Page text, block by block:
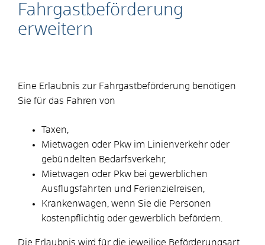
Fahrgastbeförderung
erweitern
Eine Erlaubnis zur Fahrgastbeförderung benötigen
Sie für das Fahren von
Taxen,
Mietwagen oder Pkw im Linienverkehr oder
gebündelten Bedarfsverkehr,
Mietwagen oder Pkw bei gewerblichen
Ausflugsfahrten und Ferienzielreisen,
Krankenwagen, wenn Sie die Personen
kostenpflichtig oder gewerblich befördern.
Die Erlaubnis wird für die jeweilige Beförderungsart